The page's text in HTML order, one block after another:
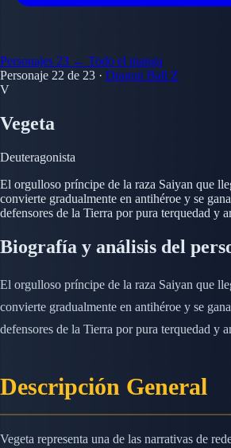
Personajes 23 ← Todo el manga
Personaje 22 de 23 · Dragon Ball Z
V
Vegeta
Deuteragonista
El orgulloso príncipe de la raza Saiyan que
convierte gradualmente en antihéroe y se
defensores de la Tierra por pura terquedad y
Biografía y análisis del
El orgulloso príncipe de la raza Saiyan que
convierte gradualmente en antihéroe y se
defensores de la Tierra por pura terquedad y
Descripción General
Vegeta representa una de las narrativas de